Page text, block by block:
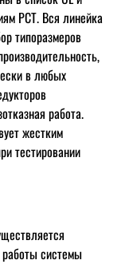
РСТ. Вся линейка
типоразмеров
в любых
работа.
жестким
тестировании
системы